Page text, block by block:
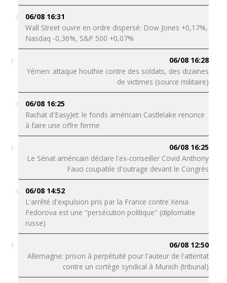
06/08 16:31
Wall Street ouvre en ordre dispersé: Dow Jones +0,17%,
Nasdaq -0,36%, S&P 500 +0,07%
06/08 16:28
Yémen: attaque houthie contre des soldats, des dizaines
de victimes (source militaire)
06/08 16:25
Rachat d'EasyJet: le fonds américain Castlelake renonce
à faire une offre ferme
06/08 16:25
Le Sénat américain déclare l'ex-conseiller Covid Anthony
Fauci coupable d'outrage devant le Congrès
06/08 14:52
L'arrêté d'expulsion pris par la France contre Xenia
Fedorova est une "persécution politique" (diplomatie
russe)
06/08 12:50
Allemagne: prison à perpétuité pour l'auteur de l'attentat
contre un cortège syndical à Munich (tribunal)